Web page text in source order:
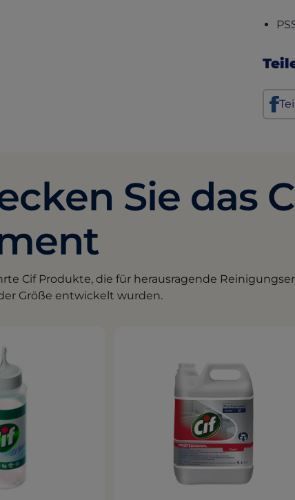
Sie das
Cif Produkte, die für herausragende
Größe entwickelt wurden.